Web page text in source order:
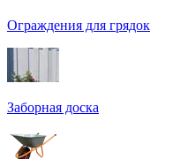
Ограждения для грядок
Заборная доска